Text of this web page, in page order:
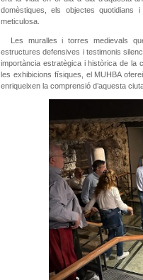
domèstiques, els objectes
meticulosa.
Les muralles i torres medievals
estructures defensives i testimonis
importància estratègica i històrica de la
les exhibicions físiques, el MUHBA
enriqueixen la comprensió d’aquesta